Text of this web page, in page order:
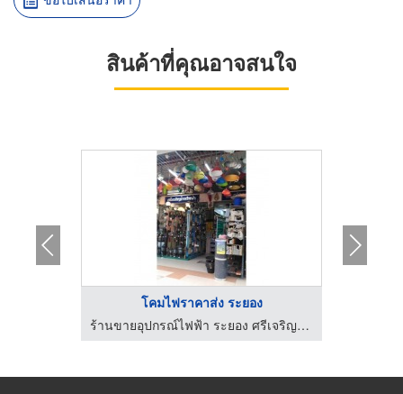
สินค้าที่คุณอาจสนใจ
โคมไฟราคาส่ง ระยอง
ร้านขายอุปกรณ์ไฟฟ้า ระยอง ศรีเจริญการไฟฟ้า